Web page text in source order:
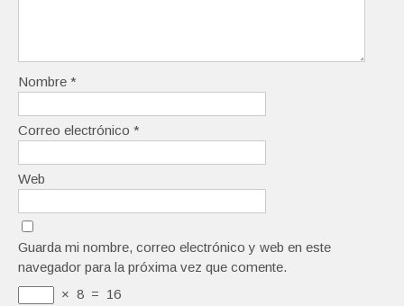
Nombre *
Correo electrónico *
Web
Guarda mi nombre, correo electrónico y web en este
navegador para la próxima vez que comente.
× 8 = 16